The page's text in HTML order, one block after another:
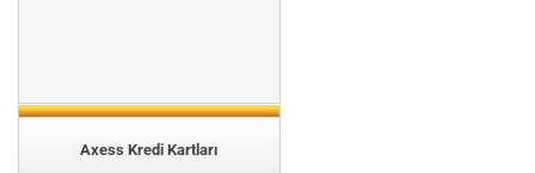
Axess Kredi Kartları